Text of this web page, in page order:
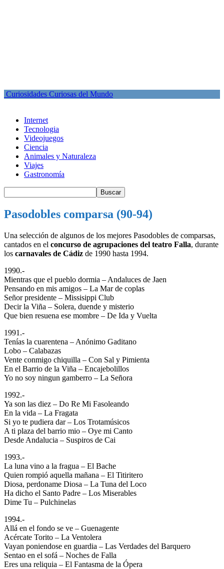
Curiosidades Curiosas del Mundo
Internet
Tecnologia
Videojuegos
Ciencia
Animales y Naturaleza
Viajes
Gastronomía
Pasodobles comparsa (90-94)
Una selección de algunos de los mejores Pasodobles de comparsas,
cantados en el concurso de agrupaciones del teatro Falla, durante
los carnavales de Cádiz de 1990 hasta 1994.
1990.-
Mientras que el pueblo dormia – Andaluces de Jaen
Pensando en mis amigos – La Mar de coplas
Señor presidente – Missisippi Club
Decir la Viña – Solera, duende y misterio
Que bien resuena ese mombre – De Ida y Vuelta
1991.-
Tenías la cuarentena – Anónimo Gaditano
Lobo – Calabazas
Vente conmigo chiquilla – Con Sal y Pimienta
En el Barrio de la Viña – Encajebolillos
Yo no soy ningun gamberro – La Señora
1992.-
Ya son las diez – Do Re Mi Fasoleando
En la vida – La Fragata
Si yo te pudiera dar – Los Trotamúsicos
A ti plaza del barrio mio – Oye mi Canto
Desde Andalucia – Suspiros de Cai
1993.-
La luna vino a la fragua – El Bache
Quien rompió aquella mañana – El Titiritero
Diosa, perdoname Diosa – La Tuna del Loco
Ha dicho el Santo Padre – Los Miserables
Dime Tu – Pulchinelas
1994.-
Allá en el fondo se ve – Guenagente
Acércate Torito – La Ventolera
Vayan poniendose en guardia – Las Verdades del Barquero
Sentao en el sofá – Noches de Falla
Eres una reliquia – El Fantasma de la Ópera